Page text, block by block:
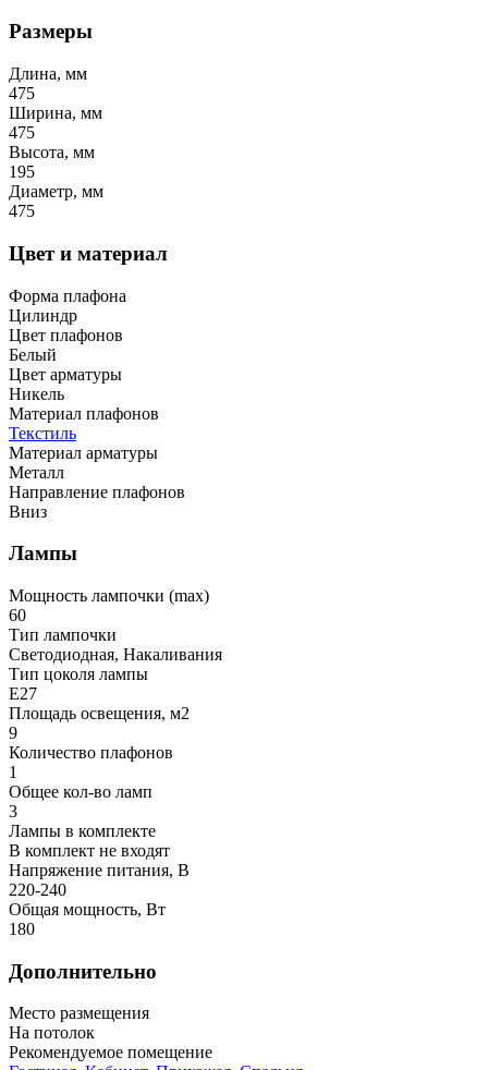
Размеры
Длина, мм
475
Ширина, мм
475
Высота, мм
195
Диаметр, мм
475
Цвет и материал
Форма плафона
Цилиндр
Цвет плафонов
Белый
Цвет арматуры
Никель
Материал плафонов
Текстиль
Материал арматуры
Металл
Направление плафонов
Вниз
Лампы
Мощность лампочки (max)
60
Тип лампочки
Светодиодная, Накаливания
Тип цоколя лампы
E27
Площадь освещения, м2
9
Количество плафонов
1
Общее кол-во ламп
3
Лампы в комплекте
В комплект не входят
Напряжение питания, В
220-240
Общая мощность, Вт
180
Дополнительно
Место размещения
На потолок
Рекомендуемое помещение